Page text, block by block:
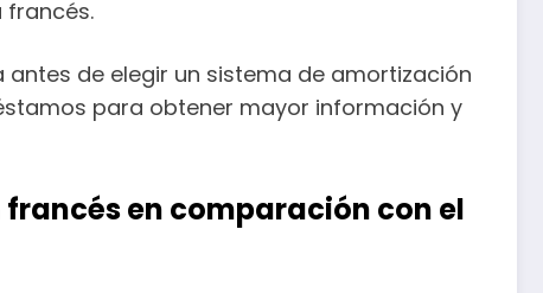
francés.
de elegir un sistema de amortización
para obtener mayor información y
en comparación con el